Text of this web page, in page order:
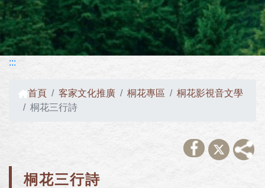
:::
首頁 客家文化推廣 桐花專區
桐花影視音文學
桐花三行詩
桐花三行詩